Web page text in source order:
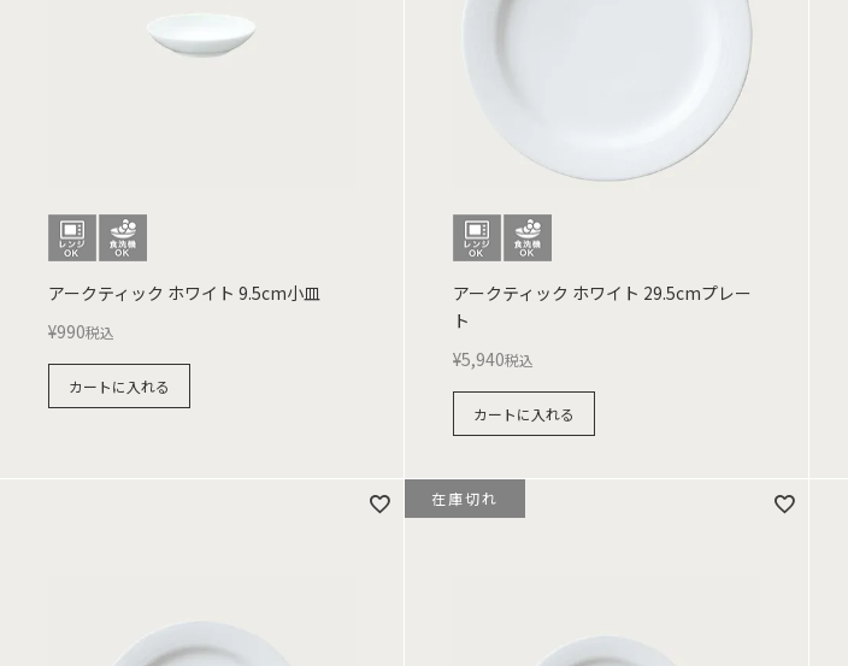
アークティック ホワイト 9.5cm小皿
¥990税込
カートに入れる
アークティック ホワイト 29.5cmプレー
ト
¥5,940税込
カートに入れる
在庫切れ